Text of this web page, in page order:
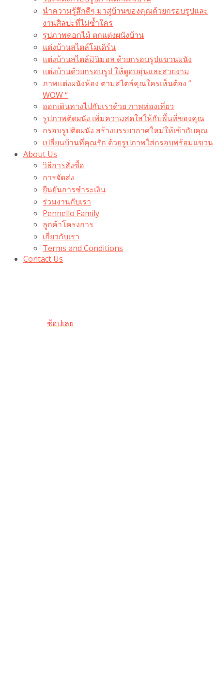
นำความรู้สึกดีๆ มาสู่บ้านของคุณด้วยกรอบรูปและ
งานศิลปะที่ไม่ซ้ำใคร
รูปภาพดอกไม้ ตกแต่งผนังบ้าน
แต่งบ้านสไตล์โมเดิร์น
แต่งบ้านสไตล์มินิมอล ด้วยกรอบรูปแขวนผนัง
แต่งบ้านด้วยกรอบรูป ให้ดูอบอุ่นและสวยงาม
ภาพแต่งผนังห้อง ตามสไตล์คุณใครเห็นต้อง ”
WOW “
ออกเดินทางไปกับเราด้วย ภาพท่องเที่ยว
รูปภาพติดผนัง เพิ่มความสดใสให้กับพื้นที่ของคุณ
กรอบรูปติดผนัง สร้างบรรยากาศใหม่ให้เข้ากับคุณ
เปลี่ยนบ้านที่คุณรัก ด้วยรูปภาพใส่กรอบพร้อมแขวน​
About Us
วิธีการสั่งซื้อ
การจัดส่ง
ยืนยันการชำระเงิน
ร่วมงานกับเรา
Pennello Family
ลูกค้าโครงการ
เกี่ยวกับเรา
Terms and Conditions
Contact Us
ช้อปเลย